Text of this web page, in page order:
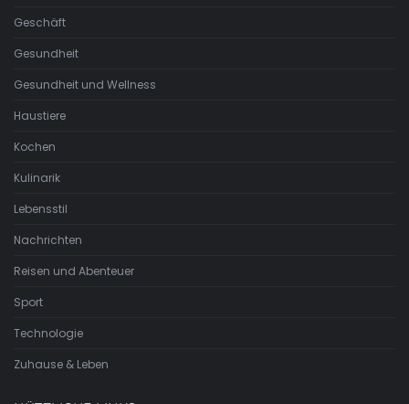
Geschäft
Gesundheit
Gesundheit und Wellness
Haustiere
Kochen
Kulinarik
Lebensstil
Nachrichten
Reisen und Abenteuer
Sport
Technologie
Zuhause & Leben